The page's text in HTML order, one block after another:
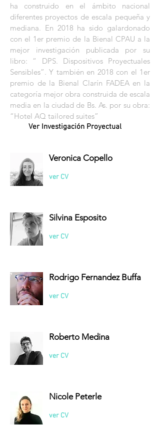
ha construido en el ámbito nacional
diferentes proyectos de escala pequeña y
mediana. En 2018 ha sido galardonado
con el 1er premio de la Bienal CPAU a la
mejor investigación publicada por su
libro: “ DPS. Dispositivos Proyectuales
Sensibles”. Y también en 2018 con el 1er
premio de la Bienal Clarín FADEA en la
categoría mejor obra construida de escala
media en la ciudad de Bs. As. por su obra:
“Hotel AQ tailored suites”
Ver Investigación Proyectual
Veronica Copello
ver CV
Silvina Esposito
ver CV
Rodrigo Fernandez Buffa
ver CV
Roberto Medina
ver CV
Nicole Peterle
ver CV